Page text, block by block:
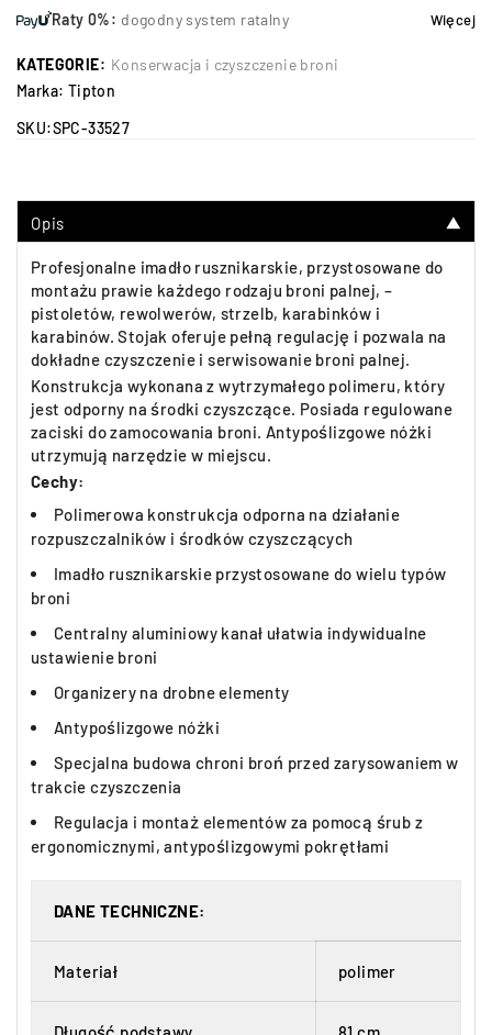
Raty 0%: dogodny system ratalny Więcej
KATEGORIE: Konserwacja i czyszczenie broni
Marka: Tipton
SKU:SPC-33527
Opis ▼
Profesjonalne imadło rusznikarskie, przystosowane do
montażu prawie każdego rodzaju broni palnej, –
pistoletów, rewolwerów, strzelb, karabinków i
karabinów. Stojak oferuje pełną regulację i pozwala na
dokładne czyszczenie i serwisowanie broni palnej.
Konstrukcja wykonana z wytrzymałego polimeru, który
jest odporny na środki czyszczące. Posiada regulowane
zaciski do zamocowania broni. Antypoślizgowe nóżki
utrzymują narzędzie w miejscu.
Cechy:
Polimerowa konstrukcja odporna na działanie
rozpuszczalników i środków czyszczących
Imadło rusznikarskie przystosowane do wielu typów
broni
Centralny aluminiowy kanał ułatwia indywidualne
ustawienie broni
Organizery na drobne elementy
Antypoślizgowe nóżki
Specjalna budowa chroni broń przed zarysowaniem w
trakcie czyszczenia
Regulacja i montaż elementów za pomocą śrub z
ergonomicznymi, antypoślizgowymi pokrętłami
DANE TECHNICZNE:
Materiał polimer